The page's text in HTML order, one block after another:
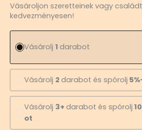
Vásároljon szeretteinek vagy
kedvezményesen!
Vásárolj 1 darabot
Vásárolj 2 darabot és spórolj
Vásárolj 3+ darabot és spórolj
ot
Hála
Egyedi
Tumbler
mennyiség